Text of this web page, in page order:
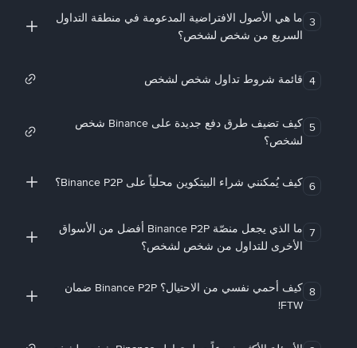
3 ما هي الأصول الافتراضية المدعومة في منطقة التداول
السريع من شخص لشخص؟
4 قائمة شروط تداول شخص لشخص
5
كيف تضيف طرق دفع جديدة على Binance شخص
لشخص؟
6 كيف يُمكنني شراء البيتكوين محلياً على Binance P2P؟
7
ما الذي يجعل منصّة Binance P2P أفضل من الأسواق
الأخرى للتداول من شخص لشخص؟
8
كيف أحمي نفسي من الاحتيال؟ Binance P2P ضمان
FTW!